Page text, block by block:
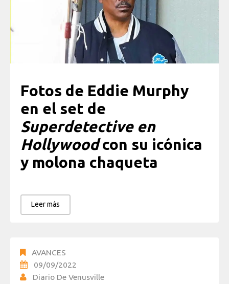
Fotos de Eddie Murphy
en el set de
Superdetective en
Hollywoodcon su icónica
y molona chaqueta
Leer más
AVANCES
09/09/2022
Diario De Venusville